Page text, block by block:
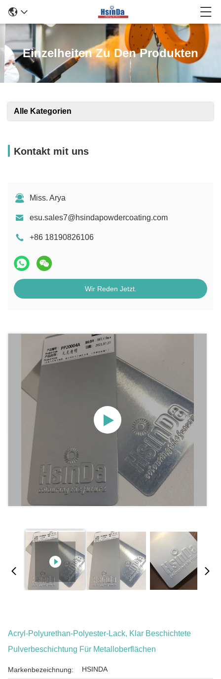
Einzelheiten Zu Den Produkten
Alle Kategorien
Kontakt mit uns
Miss. Arya
esu.sales7@hsindapowdercoating.com
+86 18190826106
Wir Reden Jetzt.
Acryl-Polyurethan-Polyester-Lack, Klar Beschichtete
Pulverbeschichtung Für Metalloberflächen
Markenbezeichnung: HSINDA